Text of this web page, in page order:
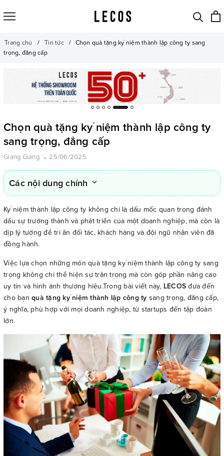
Trang chủ Tin tức
Chọn quà tặng kỷ niệm thành lập công ty sang
trọng, đẳng cấp
Chọn quà tặng kỷ niệm thành lập công ty
sang trọng, đẳng cấp
Giang Giang 25/06/2025
Các nội dung chính
Kỷ niệm thành lập công ty không chỉ là dấu mốc quan trọng đánh
dấu sự trưởng thành và phát triển của một doanh nghiệp, mà còn là
dịp lý tưởng để tri ân đối tác, khách hàng và đội ngũ nhân viên đã
đồng hành.
Việc lựa chọn những món quà tặng kỷ niệm thành lập công ty sang
trọng không chỉ thể hiện sự trân trọng mà còn góp phần nâng cao
uy tín và hình ảnh thương hiệu.Trong bài viết này, LECOS đưa đến
cho bạn quà tặng kỷ niệm thành lập công ty sang trọng, đẳng cấp,
ý nghĩa, phù hợp với mọi doanh nghiệp, từ startups đến tập đoàn
lớn.